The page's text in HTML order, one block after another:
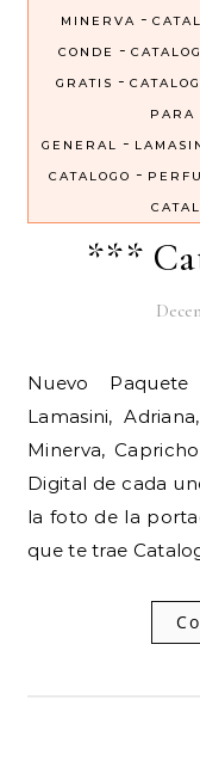
MINERVA -
CONDE
-
GRATIS -
PARA
GENERAL
-
CATALOGO -
***
Nuevo Paquete de Catalogos 2018 Incluye:
Lamasini,
Minerva,
Digital de cada
la foto de la
que te trae